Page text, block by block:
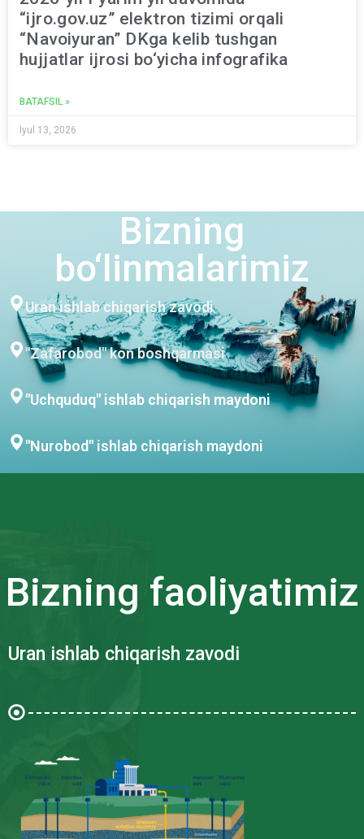
“ijro.gov.uz” elektron tizimi orqali
“Navoiyuran” DKga kelib tushgan
hujjatlar ijrosi bo‘yicha infografika
BATAFSIL »
Iyul 13, 2026
Bizning
bo‘linmalarimiz
Uran ishlab chiqarish zavodi
"Zafarobod" kon boshqarmasi
"Uchquduq" ishlab chiqarish maydoni
"Nurobod" ishlab chiqarish maydoni
Bizning faoliyatimiz
Uran ishlab chiqarish zavodi